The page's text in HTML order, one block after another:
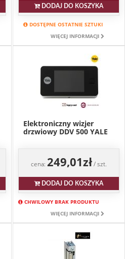
DODAJ DO KOSZYKA
DOSTĘPNE OSTATNIE SZTUKI
WIĘCEJ INFORMACJI
Elektroniczny wizjer
drzwiowy DDV 500 YALE
cena: 249,01zł/ szt.
DODAJ DO KOSZYKA
CHWILOWY BRAK PRODUKTU
WIĘCEJ INFORMACJI